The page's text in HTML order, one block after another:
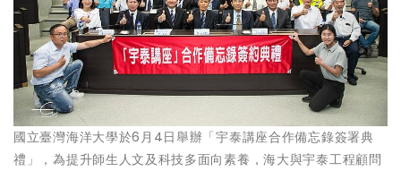
國立臺灣海洋大學於6月4日舉辦「宇泰講座合作備忘錄簽署典
禮」，為提升師生人文及科技多面向素養，海大與宇泰工程顧問